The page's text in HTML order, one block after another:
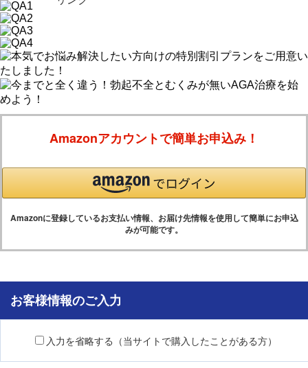
Amazonアカウントで簡単お申込み！
Amazonに登録しているお支払い情報、お届け先情報を使用して簡単にお申込
みが可能です。
お客様情報のご入力
入力を省略する（当サイトで購入したことがある方）